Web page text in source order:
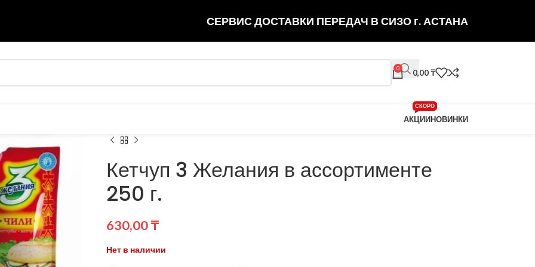
СЕРВИС ДОСТАВКИ ПЕРЕДАЧ В СИЗО г. АСТАНА
0 0,00₸
АКЦИИ
СКОРО
НОВИНКИ
Кетчуп 3 Желания в ассортименте
250 г.
630,00₸
Нет в наличии